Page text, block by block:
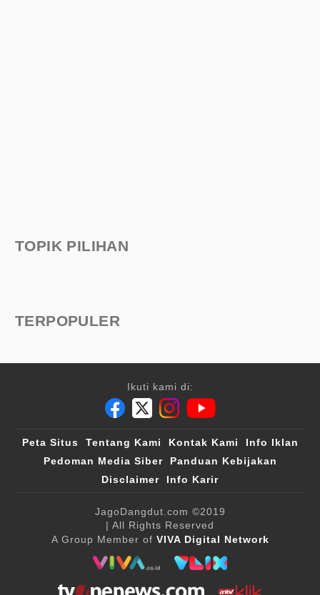
TOPIK PILIHAN
TERPOPULER
Ikuti kami di:
Peta Situs Tentang Kami Kontak Kami
Info Iklan
Pedoman Media Siber
Panduan Kebijakan
Disclaimer
Info Karir
JagoDangdut.com ©2019
| All Rights Reserved
A Group Member of VIVA Digital Network